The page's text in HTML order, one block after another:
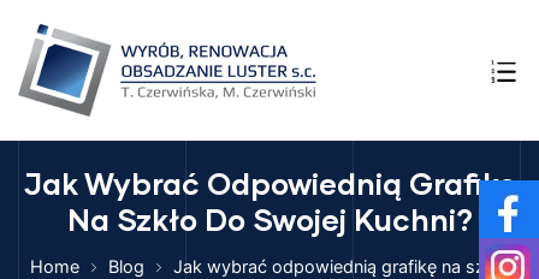
Jak Wybrać Odpowiednią Grafikę
Na Szkło Do Swojej Kuchni?
Home Blog
Jak wybrać odpowiednią grafikę na szkło